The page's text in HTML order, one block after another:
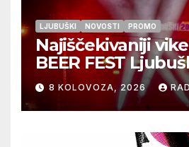
LJUBUŠKI NOVOSTI PROMO
Najiščekivaniji
BEER FEST
9.kolovoza
8 KOLOVOZA, 2026